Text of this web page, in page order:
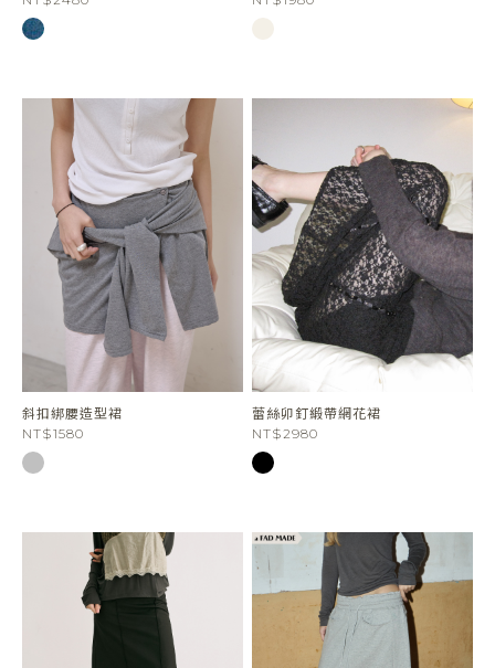
斜扣綁腰造型裙
NT$1580
蕾絲卯釘緞帶網花裙
NT$2980